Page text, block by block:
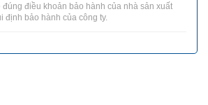
điều khoản bảo hành của nhà sản xuất
định bảo hành của công ty.